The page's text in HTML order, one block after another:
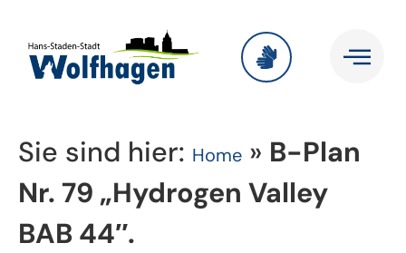
Sie sind hier: Home » B-Plan
Nr. 79 „Hydrogen Valley
BAB 44″.